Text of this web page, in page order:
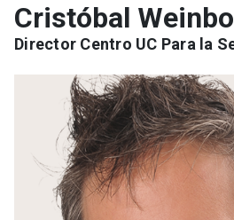
Cristóbal
Director Centro UC Para la